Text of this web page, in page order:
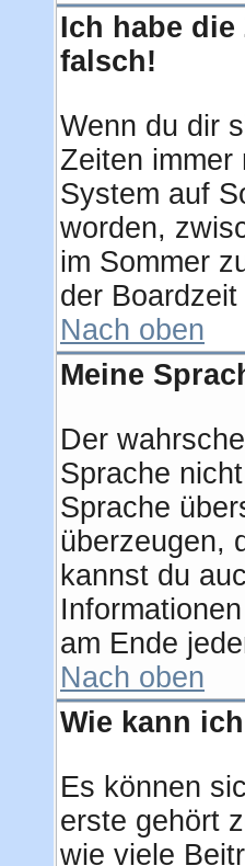
Ich habe
falsch!
Wenn du dir
Zeiten immer
System auf
worden,
im Sommer
der Boardzeit
Nach oben
Meine
Der
Sprache
Sprache
überzeugen,
kannst du
am Ende
Nach oben
Wie kann
Es können
erste gehört
wie viele